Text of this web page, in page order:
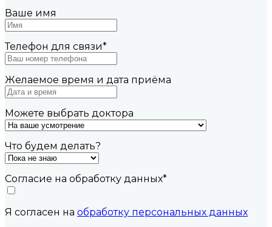
Ваше имя
Телефон для связи*
Желаемое время и дата приёма
Можете выбрать доктора
Что будем делать?
Согласие на обработку данных*
Я согласен на обработку персональных данных